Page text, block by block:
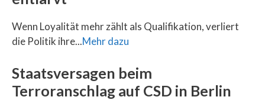
Wenn Loyalität mehr zählt als Qualifikation, verliert
die Politik ihre...Mehr dazu
Staatsversagen beim
Terroranschlag auf CSD in Berlin